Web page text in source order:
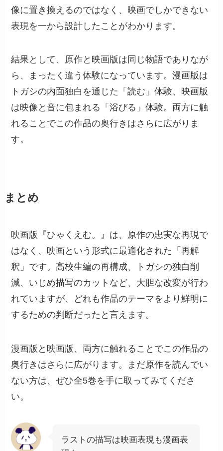
像に置き換えるのではなく、映画でしかできない
表現を一から設計したことがわかります。
結果として、原作と映画版は同じ物語でありなが
ら、まったく違う体験になっています。漫画版は
トガシの内面独白を通じた「読む」体験、映画版
は映像と音に包まれる「浴びる」体験。両方に触
れることでこの作品の奥行きはさらに広がりま
す。
まとめ
映画版『ひゃくえむ。』は、原作の忠実な再現で
はなく、映画という形式に最適化された「再解
釈」です。高校生編の再構成、トガシの独白削
減、いじめ描写のカットなど、大胆な改変が行わ
れていますが、どれも作品のテーマをより鮮明に
するための判断だったと言えます。
漫画版と映画版、両方に触れることでこの作品の
奥行きはさらに広がります。まだ原作を読んでい
ない方は、ぜひ全5巻を手に取ってみてくださ
い。
ラストの描写は映画表現も漫画表